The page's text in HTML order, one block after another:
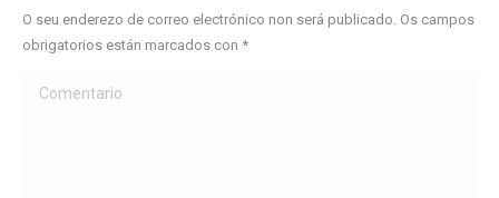
O seu enderezo de correo electrónico non será publicado. Os campos
obrigatorios están marcados con *
Comentario